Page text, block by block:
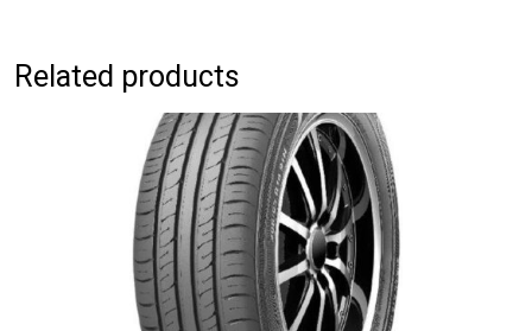
Related products